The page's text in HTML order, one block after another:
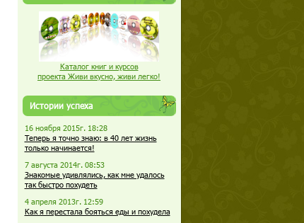
Каталог книг и курсов
проекта Живи вкусно, живи легко!
Истории успеха
16 ноября 2015г. 18:28
Теперь я точно знаю: в 40 лет жизнь
только начинается!
7 августа 2014г. 08:53
Знакомые удивлялись, как мне удалось
так быстро похудеть
4 апреля 2013г. 12:59
Как я перестала бояться еды и похудела